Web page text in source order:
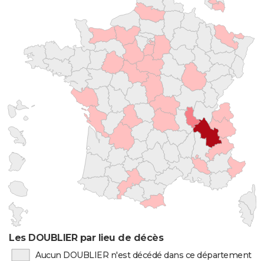
Les DOUBLIER par lieu de décès
Aucun DOUBLIER n'est décédé dans ce département